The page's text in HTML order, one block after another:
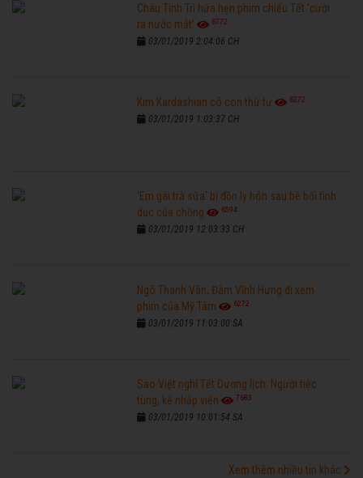
Châu Tinh Trì hứa hẹn phim chiếu Tết 'cười
ra nước mắt'
6772
03/01/2019 2:04:06 CH
Kim Kardashian có con thứ tư 6272
03/01/2019 1:03:37 CH
'Em gái trà sữa' bị đồn ly hôn sau bê bối tình
dục của chồng
6594
03/01/2019 12:03:33 CH
Ngô Thanh Vân, Đàm Vĩnh Hưng đi xem
phim của Mỹ Tâm
6272
03/01/2019 11:03:00 SA
Sao Việt nghỉ Tết Dương lịch: Người tiệc
tùng, kẻ nhập viện
7683
03/01/2019 10:01:54 SA
Xem thêm nhiều tin khác